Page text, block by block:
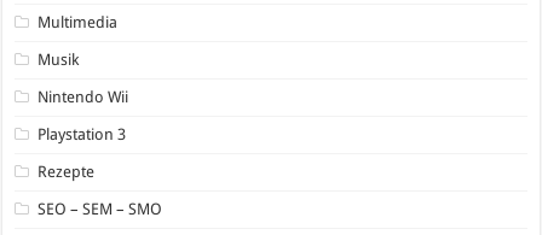
Multimedia
Musik
Nintendo Wii
Playstation 3
Rezepte
SEO – SEM – SMO